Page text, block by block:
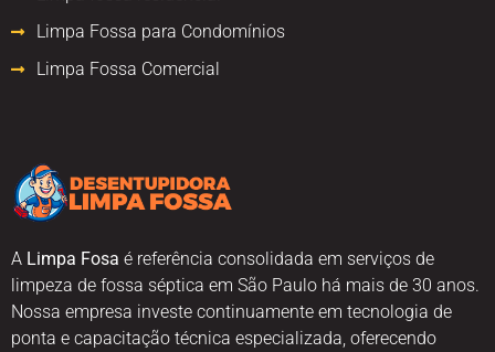
A Limpa Fosa é referência consolidada em serviços de
limpeza de fossa séptica em São Paulo há mais de 30 anos.
Nossa empresa investe continuamente em tecnologia de
ponta e capacitação técnica especializada, oferecendo
Limpa Fossa para Condomínios
Limpa Fossa Comercial